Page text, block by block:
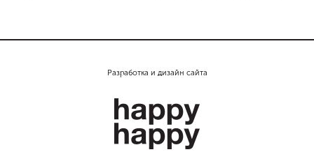
Разработка и дизайн сайта